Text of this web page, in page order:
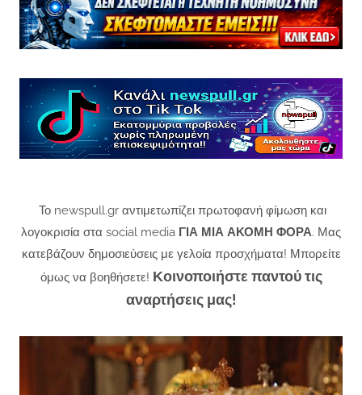
Το newspull.gr αντιμετωπίζει πρωτοφανή φίμωση και
λογοκρισία στα social media ΓΙΑ ΜΙΑ ΑΚΟΜΗ ΦΟΡΑ. Μας
κατεβάζουν δημοσιεύσεις με γελοία προσχήματα! Μπορείτε
όμως να βοηθήσετε! Κοινοποιήστε παντού τις
αναρτήσεις μας!